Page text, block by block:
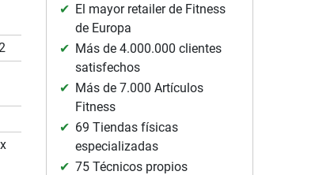
El mayor retailer de Fitness
de Europa
Más de 4.000.000 clientes
satisfechos
Más de 7.000 Artículos
Fitness
69 Tiendas físicas
especializadas
75 Técnicos propios